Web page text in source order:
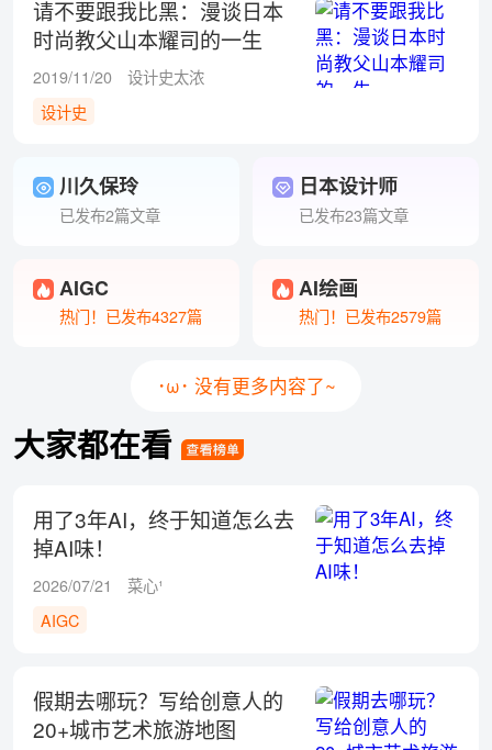
请不要跟我比黑：漫谈日本
时尚教父山本耀司的一生
2019/11/20
设计史太浓
设计史
川久保玲
已发布2篇文章
日本设计师
已发布23篇文章
AIGC
热门！已发布4327篇
AI绘画
热门！已发布2579篇
･ω･ 没有更多内容了~
大家都在看
用了3年AI，终于知道怎么去
掉AI味！
2026/07/21
菜心¹
AIGC
假期去哪玩？写给创意人的
20+城市艺术旅游地图